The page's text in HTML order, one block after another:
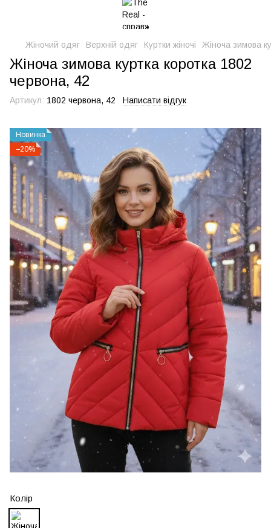
Жіночий одяг Верхній одяг Куртки жіночі Жіноча зимова
Жіноча зимова куртка коротка 1802
червона, 42
Артикул: 1802 червона, 42 Написати відгук
Новинка
−20%
Колір